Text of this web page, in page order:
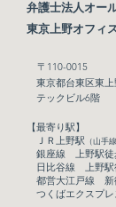
弁護士法人オー
東京上野オフィ
〒1 10-0015
東京都台東区東上
テックビル6階
【最寄り駅】
ＪＲ 上野駅 （山手
銀座線
上野駅徒
日比谷線 上野駅
都営大江戸線 新
つくばエクスプ